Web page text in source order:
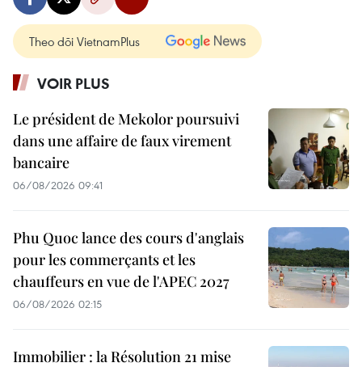
Theo dõi VietnamPlus
VOIR PLUS
Le président de Mekolor poursuivi
dans une affaire de faux virement
bancaire
06/08/2026 09:41
Phu Quoc lance des cours d'anglais
pour les commerçants et les
chauffeurs en vue de l'APEC 2027
06/08/2026 02:15
Immobilier : la Résolution 21 mise